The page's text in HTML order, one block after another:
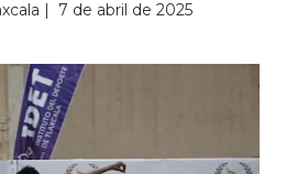
| 7 de abril de 2025